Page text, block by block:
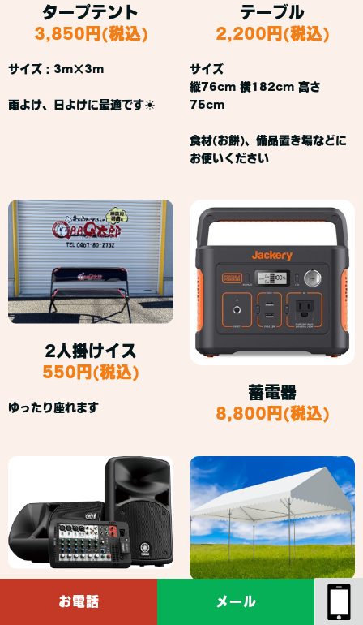
お電話 メール
タープテント
3,850円(税込)
サイズ：3m×3m
雨よけ、日よけに最適です☀
テーブル
2,200円(税込)
サイズ
縦76cm 横182cm 高さ
75cm
食材(お餅)、備品置き場などに
お使いください
2人掛けイス
550円(税込)
ゆったり座れます
蓄電器
8,800円(税込)
音響スピーカー
集会用テント